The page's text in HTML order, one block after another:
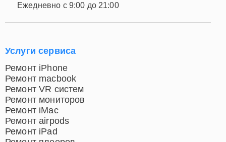
Ежедневно с 9:00 до 21:00
Услуги сервиса
Ремонт iPhone
Ремонт macbook
Ремонт VR систем
Ремонт мониторов
Ремонт iMac
Ремонт airpods
Ремонт iPad